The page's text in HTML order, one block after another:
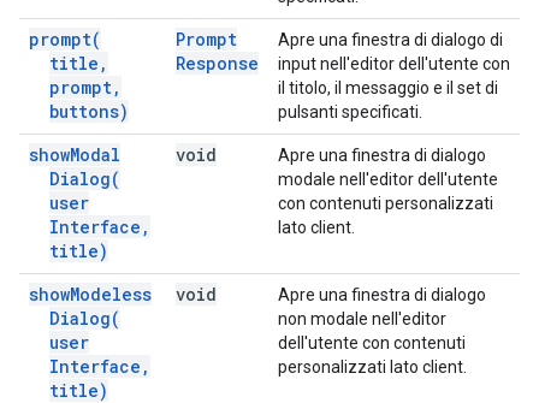
prompt(
title ,
prompt,
buttons)
Prompt
Response
Apre una finestra di dialogo di
input nell'editor dell'utente con
il titolo, il messaggio e il set di
pulsanti specificati.
showModal
Dialog(
user
Interface ,
title)
void
Apre una finestra di dialogo
modale nell'editor dell'utente
con contenuti personalizzati
lato client.
showModeless
Dialog(
user
Interface ,
title)
void
Apre una finestra di dialogo
non modale nell'editor
dell'utente con contenuti
personalizzati lato client.